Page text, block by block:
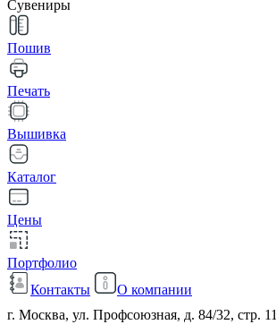
Сувениры
Пошив
Печать
Вышивка
Каталог
Цены
Портфолио
Контакты
О компании
г. Москва, ул. Профсоюзная, д. 84/32, стр. 11